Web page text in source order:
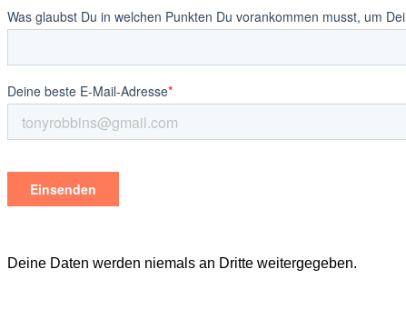
Deine Daten werden niemals an Dritte weitergegeben.